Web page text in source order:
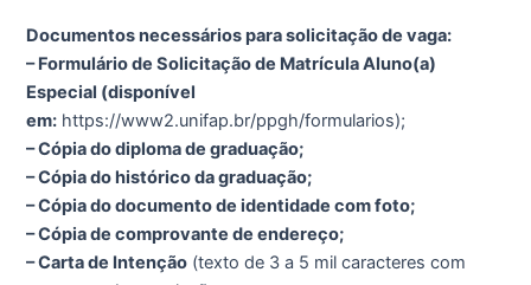
Documentos necessários para solicitação de vaga:
– Formulário de Solicitação de Matrícula Aluno(a)
Especial (disponível
em: https://www2.unifap.br/ppgh/formularios);
– Cópia do diploma de graduação;
– Cópia do histórico da graduação;
– Cópia do documento de identidade com foto;
– Cópia de comprovante de endereço;
– Carta de Intenção (texto de 3 a 5 mil caracteres com